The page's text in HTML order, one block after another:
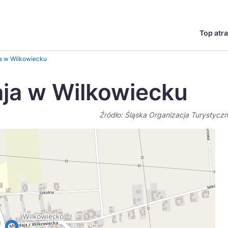
Top
Ambasador miejsca UNESCO
Uzdrowiska
Szlaki kulinarne
w Wilkowiecku
w Wilkowiecku
Źródło: Śląska Organizacja